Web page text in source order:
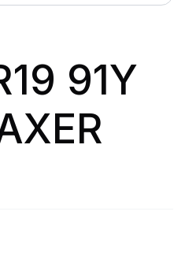
91Y